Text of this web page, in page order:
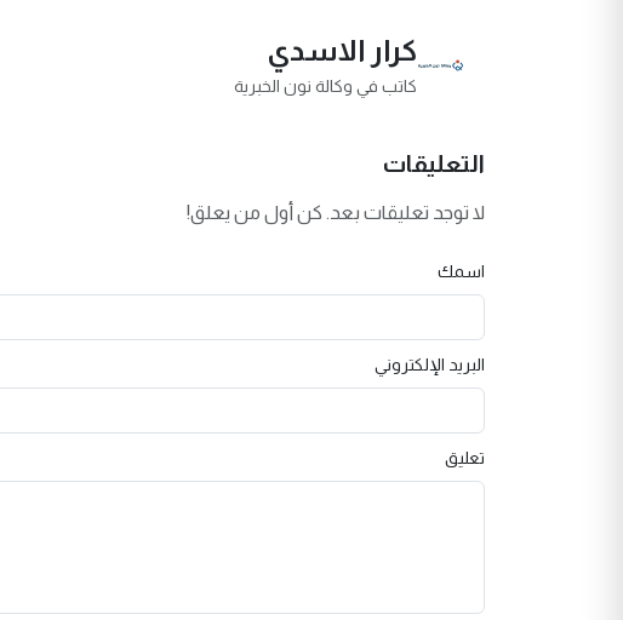
كرار الاسدي
كاتب في وكالة نون الخبرية
التعليقات
لا توجد تعليقات بعد. كن أول من يعلق!
اسمك
البريد الإلكتروني
تعليق